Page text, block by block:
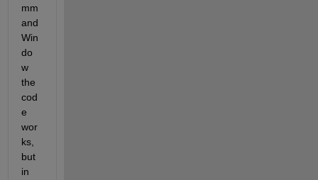
mm
and
Win
do
w
the
cod
e
wor
ks,
but
in